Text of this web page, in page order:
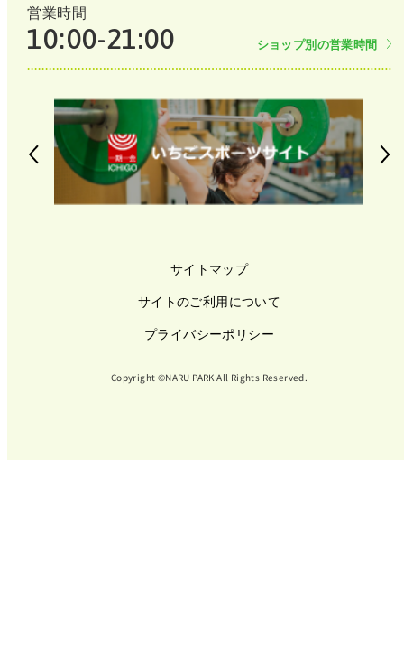
営業時間
10:00-21:00 ショップ別の営業時間
サイトマップ
サイトのご利用について
プライバシーポリシー
Copyright ©NARU PARK All Rights Reserved.